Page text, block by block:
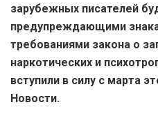
зарубежных писателей
предупреждающими
требованиями закона о
наркотических и
вступили в силу с марта
Новости.